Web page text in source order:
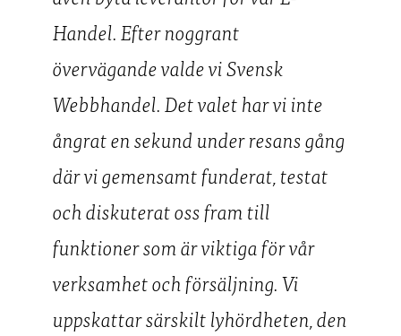
Handel. Efter noggrant
övervägande valde vi Svensk
Webbhandel. Det valet har vi inte
ångrat en sekund under resans gång
där vi gemensamt funderat, testat
och diskuterat oss fram till
funktioner som är viktiga för vår
verksamhet och försäljning. Vi
uppskattar särskilt lyhördheten, den